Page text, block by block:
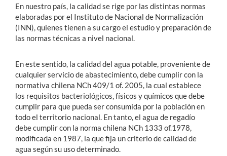
En nuestro país, la calidad se rige por las distintas normas
elaboradas por el Instituto de Nacional de Normalización
(INN), quienes tienen a su cargo el estudio y preparación de
las normas técnicas a nivel nacional.
En este sentido, la calidad del agua potable, proveniente de
cualquier servicio de abastecimiento, debe cumplir con la
normativa chilena NCh 409/1 of. 2005, la cual establece
los requisitos bacteriológicos, físicos y químicos que debe
cumplir para que pueda ser consumida por la población en
todo el territorio nacional. En tanto, el agua de regadío
debe cumplir con la norma chilena NCh 1333 of.1978,
modificada en 1987, la que fija un criterio de calidad de
agua según su uso determinado.